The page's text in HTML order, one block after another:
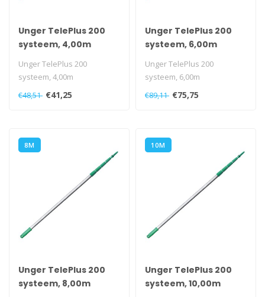
Unger TelePlus 200
systeem, 4,00m
Unger TelePlus 200
systeem, 4,00m
€48,51 €41,25
Unger TelePlus 200
systeem, 6,00m
Unger TelePlus 200
systeem, 6,00m
€89,11 €75,75
8M
Unger TelePlus 200
systeem, 8,00m
10M
Unger TelePlus 200
systeem, 10,00m